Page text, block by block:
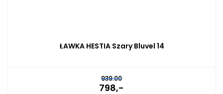
ŁAWKA HESTIA Szary Bluvel 14
939.00
798,-